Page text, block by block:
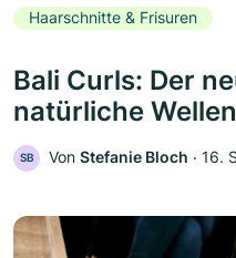
Haarschnitte & Frisuren
Bali Curls: Der
natürliche Wellen
SB Von Stefanie Bloch ‧ 16.